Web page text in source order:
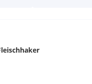
Uhr oder 7:00 Uhr
und 16:00 Uhr bis 21:30